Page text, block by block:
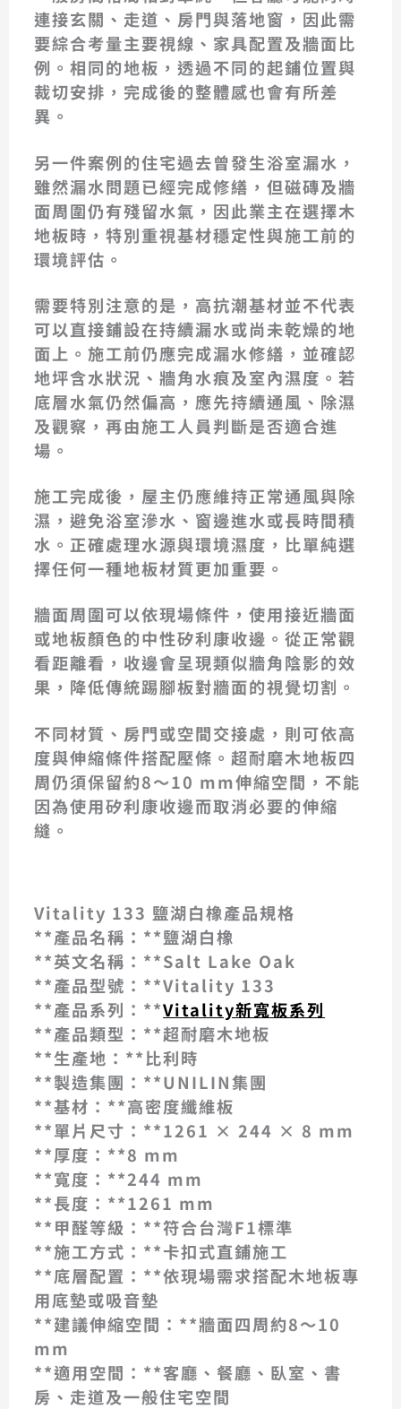
連接玄關、走道、房門與落地窗，因此需
要綜合考量主要視線、家具配置及牆面比
例。相同的地板，透過不同的起鋪位置與
裁切安排，完成後的整體感也會有所差
異。
另一件案例的住宅過去曾發生浴室漏水，
雖然漏水問題已經完成修繕，但磁磚及牆
面周圍仍有殘留水氣，因此業主在選擇木
地板時，特別重視基材穩定性與施工前的
環境評估。
需要特別注意的是，高抗潮基材並不代表
可以直接鋪設在持續漏水或尚未乾燥的地
面上。施工前仍應完成漏水修繕，並確認
地坪含水狀況、牆角水痕及室內濕度。若
底層水氣仍然偏高，應先持續通風、除濕
及觀察，再由施工人員判斷是否適合進
場。
施工完成後，屋主仍應維持正常通風與除
濕，避免浴室滲水、窗邊進水或長時間積
水。正確處理水源與環境濕度，比單純選
擇任何一種地板材質更加重要。
牆面周圍可以依現場條件，使用接近牆面
或地板顏色的中性矽利康收邊。從正常觀
看距離看，收邊會呈現類似牆角陰影的效
果，降低傳統踢腳板對牆面的視覺切割。
不同材質、房門或空間交接處，則可依高
度與伸縮條件搭配壓條。超耐磨木地板四
周仍須保留約8～10 mm伸縮空間，不能
因為使用矽利康收邊而取消必要的伸縮
縫。
鹽湖白橡133
鹽湖白橡133
鹽湖白橡133
鹽湖白橡133
鹽湖白橡133
鹽湖白橡133
鹽湖白橡133
Vitality 133 鹽湖白橡產品規格
**產品名稱：**鹽湖白橡
**英文名稱：**Salt Lake Oak
**產品型號：**Vitality 133
**產品系列：**Vitality新寬板系列
**產品類型：**超耐磨木地板
**生產地：**比利時
**製造集團：**UNILIN集團
**基材：**高密度纖維板
**單片尺寸：**1261 × 244 × 8 mm
**厚度：**8 mm
**寬度：**244 mm
**長度：**1261 mm
**甲醛等級：**符合台灣F1標準
**施工方式：**卡扣式直鋪施工
**底層配置：**依現場需求搭配木地板專
用底墊或吸音墊
**建議伸縮空間：**牆面四周約8～10
mm
**適用空間：**客廳、餐廳、臥室、書
房、走道及一般住宅空間